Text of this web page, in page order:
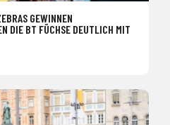
GEWINNEN
DIE BT FÜCHSE DEUTLICH MIT